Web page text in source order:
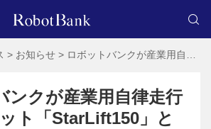
> お知らせ > ロボットバンクが産業用自律走行搬送ロボット「StarLift150」と「StarMax200」を新発売！
ンクが産業用自律走行
ト「StarLift150」と